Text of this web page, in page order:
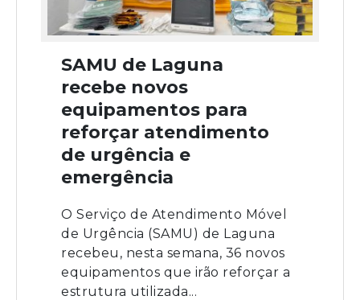
SAMU de Laguna
recebe novos
equipamentos para
reforçar atendimento
de urgência e
emergência
O Serviço de Atendimento Móvel
de Urgência (SAMU) de Laguna
recebeu, nesta semana, 36 novos
equipamentos que irão reforçar a
estrutura utilizada...